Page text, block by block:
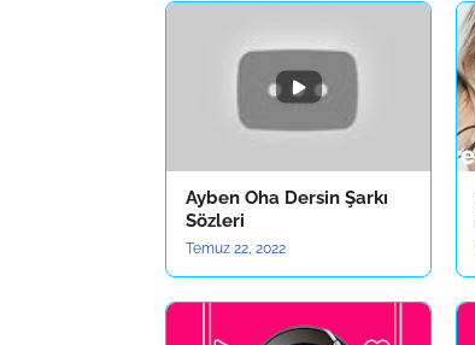
Ayben Oha Dersin Şarkı
Sözleri
Temuz 22, 2022